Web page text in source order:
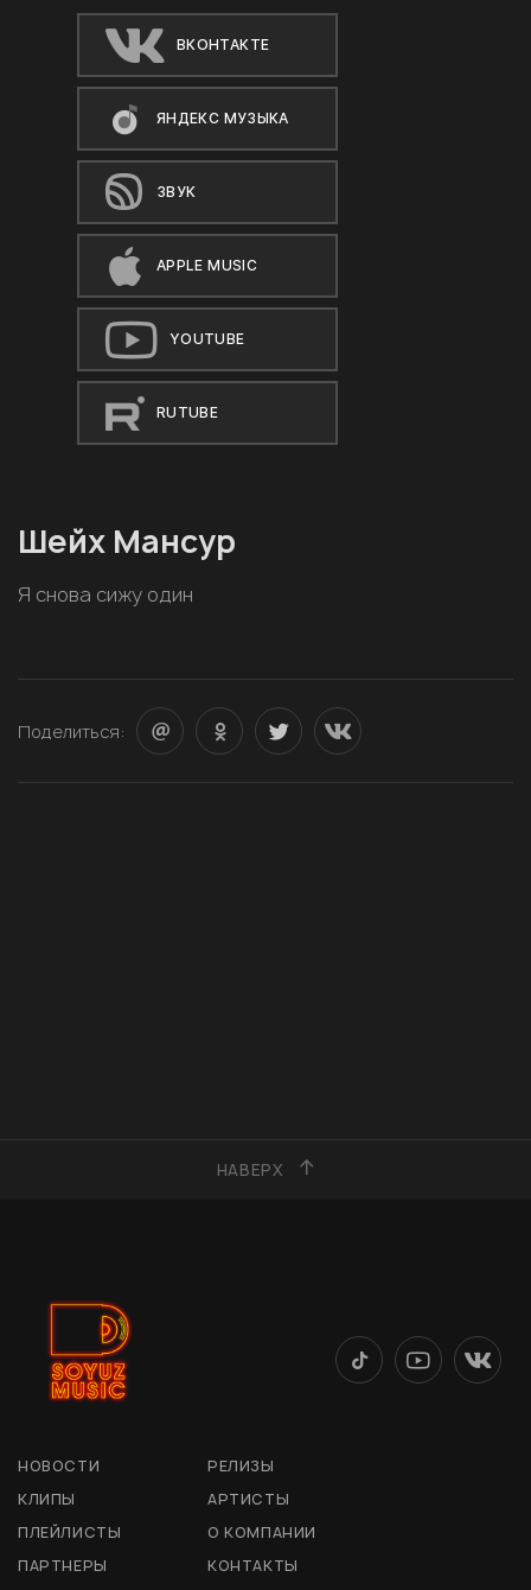
ВКОНТАКТЕ
ЯНДЕКС МУЗЫКА
ЗВУК
APPLE MUSIC
YOUTUBE
RUTUBE
Шейх Мансур
Я снова сижу один
Поделиться:
НАВЕРХ
НОВОСТИ
РЕЛИЗЫ
КЛИПЫ
АРТИСТЫ
ПЛЕЙЛИСТЫ
О КОМПАНИИ
ПАРТНЕРЫ
КОНТАКТЫ